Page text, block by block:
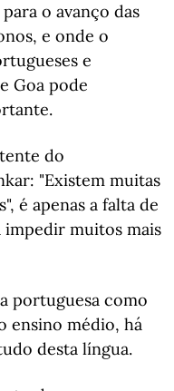
o avanço das
e onde o
e
Goa pode
do
"Existem muitas
é apenas a falta de
impedir muitos mais
portuguesa como
ensino médio, há
desta língua.